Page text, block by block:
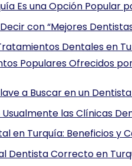
Es una Opción Popular
con “Mejores
Dentales en
Populares Ofrecidos
a Buscar en un
las Clínicas
en Turquía: Beneficios y
Dentista Correcto en